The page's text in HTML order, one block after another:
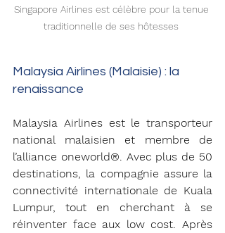
Singapore Airlines est célèbre pour la tenue
traditionnelle de ses hôtesses
Malaysia Airlines (Malaisie) : la
renaissance
Malaysia Airlines est le transporteur
national malaisien et membre de
l’alliance oneworld®. Avec plus de 50
destinations, la compagnie assure la
connectivité internationale de Kuala
Lumpur, tout en cherchant à se
réinventer face aux low cost. Après